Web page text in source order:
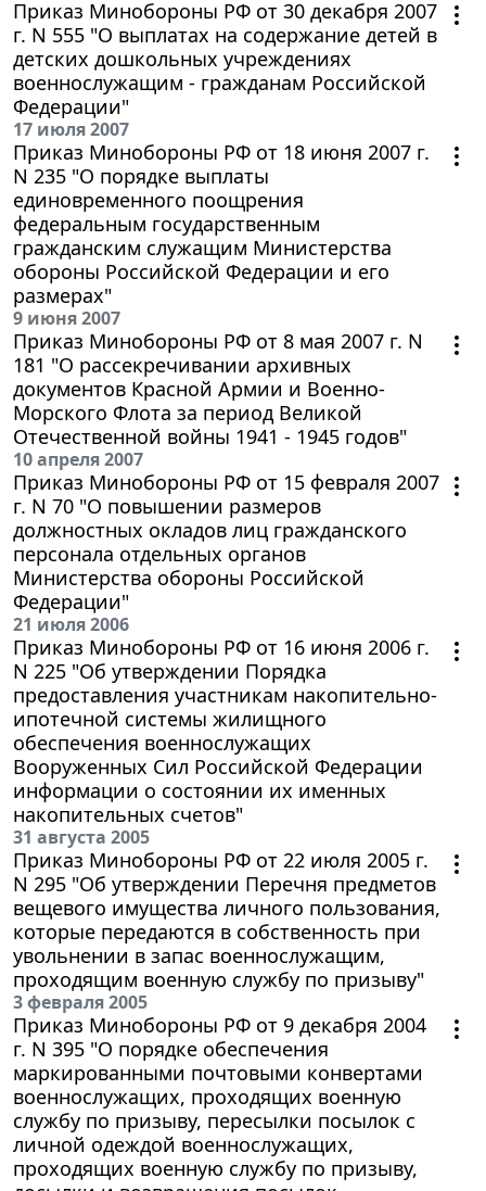
Приказ Минобороны РФ от 30 декабря 2007
г. N 555 "О выплатах на содержание детей в
детских дошкольных учреждениях
военнослужащим - гражданам Российской
Федерации"
17 июля 2007
Приказ Минобороны РФ от 18 июня 2007 г.
N 235 "О порядке выплаты
единовременного поощрения
федеральным государственным
гражданским служащим Министерства
обороны Российской Федерации и его
размерах"
9 июня 2007
Приказ Минобороны РФ от 8 мая 2007 г. N
181 "О рассекречивании архивных
документов Красной Армии и Военно-
Морского Флота за период Великой
Отечественной войны 1941 - 1945 годов"
10 апреля 2007
Приказ Минобороны РФ от 15 февраля 2007
г. N 70 "О повышении размеров
должностных окладов лиц гражданского
персонала отдельных органов
Министерства обороны Российской
Федерации"
21 июля 2006
Приказ Минобороны РФ от 16 июня 2006 г.
N 225 "Об утверждении Порядка
предоставления участникам накопительно-
ипотечной системы жилищного
обеспечения военнослужащих
Вооруженных Сил Российской Федерации
информации о состоянии их именных
накопительных счетов"
31 августа 2005
Приказ Минобороны РФ от 22 июля 2005 г.
N 295 "Об утверждении Перечня предметов
вещевого имущества личного пользования,
которые передаются в собственность при
увольнении в запас военнослужащим,
проходящим военную службу по призыву"
3 февраля 2005
Приказ Минобороны РФ от 9 декабря 2004
г. N 395 "О порядке обеспечения
маркированными почтовыми конвертами
военнослужащих, проходящих военную
службу по призыву, пересылки посылок с
личной одеждой военнослужащих,
проходящих военную службу по призыву,